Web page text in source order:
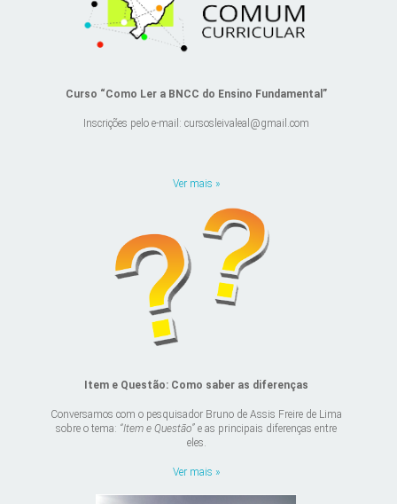
Curso “Como Ler a BNCC do Ensino Fundamental”
Inscrições pelo e-mail: cursosleivaleal@gmail.com
Ver mais »
Item e Questão: Como saber as diferenças
Conversamos com o pesquisador Bruno de Assis Freire de Lima
sobre o tema: “Item e Questão” e as principais diferenças entre
eles.
Ver mais »